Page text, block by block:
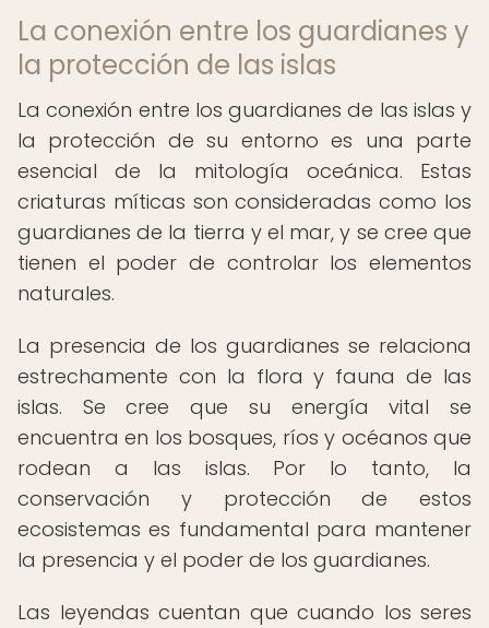
La conexión entre los guardianes y
la protección de las islas
La conexión entre los guardianes de las islas y
la protección de su entorno es una parte
esencial de la mitología oceánica. Estas
criaturas míticas son consideradas como los
guardianes de la tierra y el mar, y se cree que
tienen el poder de controlar los elementos
naturales.
La presencia de los guardianes se relaciona
estrechamente con la flora y fauna de las
islas. Se cree que su energía vital se
encuentra en los bosques, ríos y océanos que
rodean a las islas. Por lo tanto, la
conservación y protección de estos
ecosistemas es fundamental para mantener
la presencia y el poder de los guardianes.
Las leyendas cuentan que cuando los seres